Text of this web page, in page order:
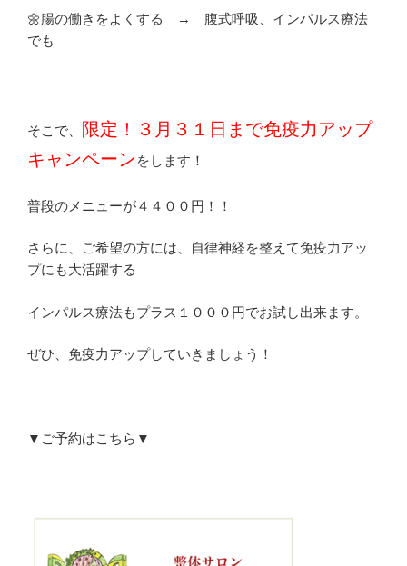
🌼腸の働きをよくする → 腹式呼吸、インパルス療法
でも
そこで、
限定！３月３１日まで免疫力アップ
キャンペーンをします！
普段のメニューが４４００円！！
さらに、ご希望の方には、自律神経を整えて免疫力アッ
プにも大活躍する
インパルス療法もプラス１０００円でお試し出来ます。
ぜひ、免疫力アップしていきましょう！
▼ご予約はこちら▼